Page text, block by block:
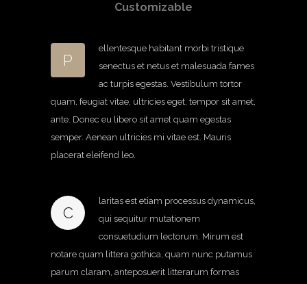
Customizable
P
ellentesque habitant morbi tristique
senectus et netus et malesuada fames
ac turpis egestas. Vestibulum tortor
quam, feugiat vitae, ultricies eget, tempor sit amet,
ante. Donec eu libero sit amet quam egestas
semper. Aenean ultricies mi vitae est. Mauris
placerat eleifend leo.
C
laritas est etiam processus dynamicus,
qui sequitur mutationem
consuetudium lectorum. Mirum est
notare quam littera gothica, quam nunc putamus
parum claram, anteposuerit litterarum formas